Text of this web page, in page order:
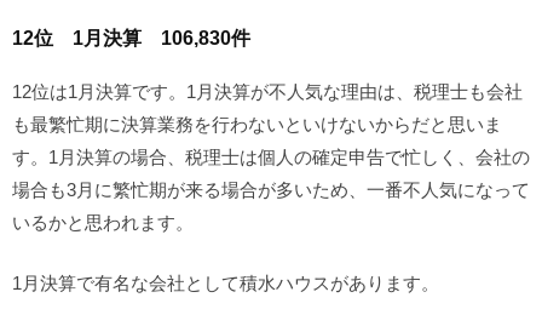
12位 1月決算 106,830件
12位は1月決算です。1月決算が不人気な理由は、税理士も会社
も最繁忙期に決算業務を行わないといけないからだと思いま
す。1月決算の場合、税理士は個人の確定申告で忙しく、会社の
場合も3月に繁忙期が来る場合が多いため、一番不人気になって
いるかと思われます。
1月決算で有名な会社として積水ハウスがあります。